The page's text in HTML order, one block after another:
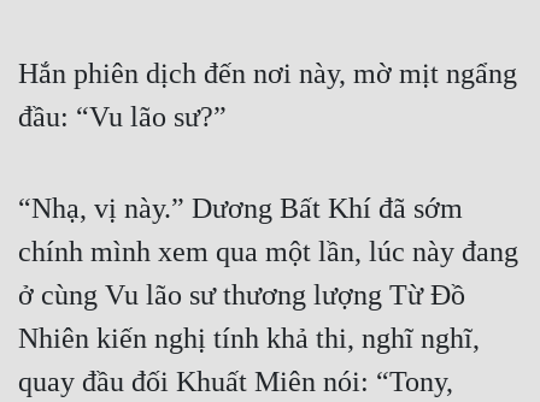
Hắn phiên dịch đến nơi này, mờ mịt ngẩng
đầu: “Vu lão sư?”
“Nhạ, vị này.” Dương Bất Khí đã sớm
chính mình xem qua một lần, lúc này đang
ở cùng Vu lão sư thương lượng Từ Đồ
Nhiên kiến nghị tính khả thi, nghĩ nghĩ,
quay đầu đối Khuất Miên nói: “Tony,